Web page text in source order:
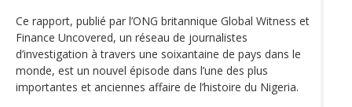
Ce rapport, publié par l’ONG britannique Global Witness et
Finance Uncovered, un réseau de journalistes
d’investigation à travers une soixantaine de pays dans le
monde, est un nouvel épisode dans l’une des plus
importantes et anciennes affaire de l’histoire du Nigeria.